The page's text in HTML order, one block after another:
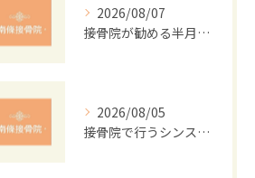
2026/08/07
接骨院が勧める半月板損傷の運動法
2026/08/05
接骨院で行うシンスプリント運動療法の効果